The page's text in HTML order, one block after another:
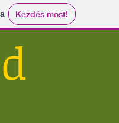
Kezdés most!